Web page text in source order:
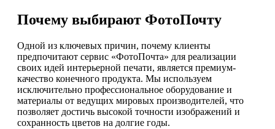
Почему выбирают ФотоПочту
Одной из ключевых причин, почему клиенты
предпочитают сервис «ФотоПочта» для реализации
своих идей интерьерной печати, является премиум-
качество конечного продукта. Мы используем
исключительно профессиональное оборудование и
материалы от ведущих мировых производителей, что
позволяет достичь высокой точности изображений и
сохранность цветов на долгие годы.